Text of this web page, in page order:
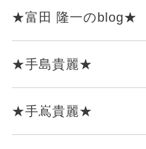
★富田 隆一のblog★
★手島貴麗★
★手嶌貴麗★